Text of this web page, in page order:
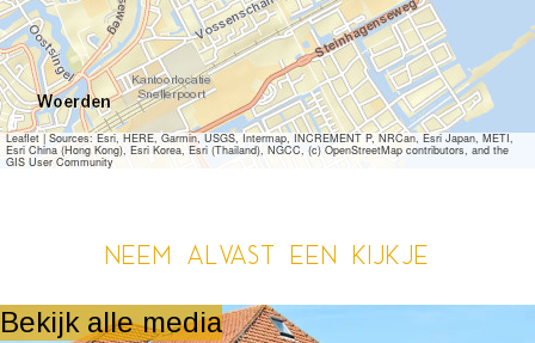
Leaflet|Sources: Esri, HERE, Garmin, USGS, Intermap, INCREMENT P, NRCan, Esri Japan, METI,
Esri China (Hong Kong), Esri Korea, Esri (Thailand), NGCC, (c) OpenStreetMap contributors, and the
GIS User Community
Neem alvast een kijkje
Bekijk alle media